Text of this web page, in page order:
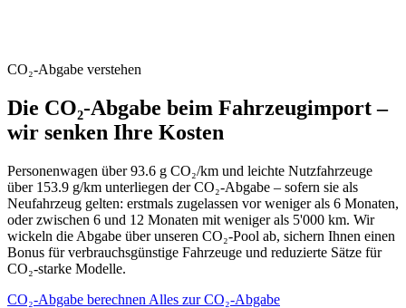
CO₂-Abgabe verstehen
Die CO₂-Abgabe beim Fahrzeugimport –
wir senken Ihre Kosten
Personenwagen über 93.6 g CO₂/km und leichte Nutzfahrzeuge
über 153.9 g/km unterliegen der CO₂-Abgabe – sofern sie als
Neufahrzeug gelten: erstmals zugelassen vor weniger als 6 Monaten,
oder zwischen 6 und 12 Monaten mit weniger als 5'000 km. Wir
wickeln die Abgabe über unseren CO₂-Pool ab, sichern Ihnen einen
Bonus für verbrauchsgünstige Fahrzeuge und reduzierte Sätze für
CO₂-starke Modelle.
CO₂-Abgabe berechnen Alles zur CO₂-Abgabe